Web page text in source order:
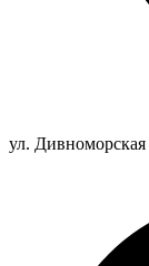
ул.